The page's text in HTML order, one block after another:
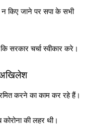
न किए जाने पर सपा के सभी
सरकार चर्चा स्वीकार करे।
अखिलेश
करने का काम कर रहे हैं।
कोरोना की लहर थी।